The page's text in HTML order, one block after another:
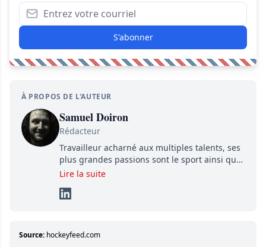
S'abonner
À PROPOS DE L'AUTEUR
Samuel Doiron
Rédacteur
Travailleur acharné aux multiples talents, ses
plus grandes passions sont le sport ainsi que
le showbizz de la belle province et ailleurs. Il
détermination pour parvenir à se démarquer.
Lire la suite
Source: hockeyfeed.com